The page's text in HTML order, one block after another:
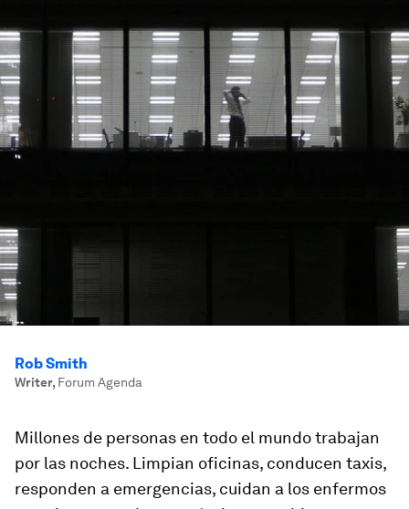
Rob Smith
Writer, Forum Agenda
Millones de personas en todo el mundo trabajan
por las noches. Limpian oficinas, conducen taxis,
responden a emergencias, cuidan a los enfermos